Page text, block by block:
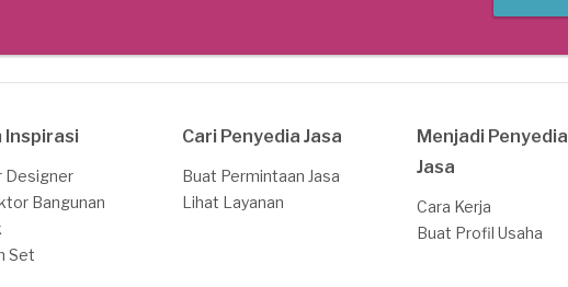
Inspirasi
Designer
Bangunan
Set
Cari Penyedia Jasa
Buat Permintaan Jasa
Lihat Layanan
Menjadi Penyedia
Jasa
Cara Kerja
Buat Profil Usaha